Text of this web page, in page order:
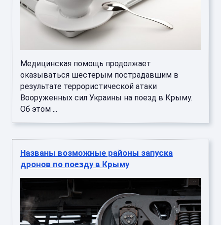
Медицинская помощь продолжает
оказываться шестерым пострадавшим в
результате террористической атаки
Вооруженных сил Украины на поезд в Крыму.
Об этом ...
Названы возможные районы запуска
дронов по поезду в Крыму